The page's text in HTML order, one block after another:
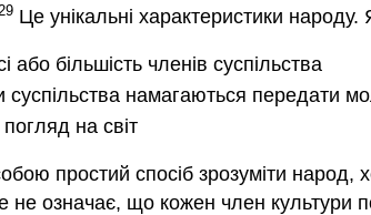
Це унікальні характеристики народу.
більшість членів суспільства
намагаються передати
на світ
простий спосіб зрозуміти народ,
не означає, що кожен член культури